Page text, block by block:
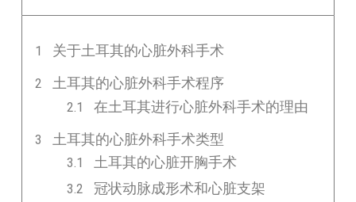
关于土耳其的心脏外科手术
土耳其的心脏外科手术程序
在土耳其进行心脏外科手术的理由
土耳其的心脏外科手术类型
土耳其的心脏开胸手术
冠状动脉成形术和心脏支架